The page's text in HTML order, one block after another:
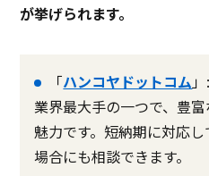
が挙げられます。
「ハンコヤドットコム 」:
業界最大手の一つで、豊
魅力です。短納期に対応
場合にも相談できます。